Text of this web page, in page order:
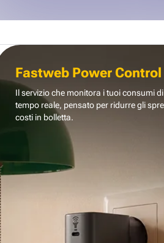
Fastweb Power Control
Il servizio che monitora i tuoi consumi
tempo reale, pensato per ridurre gli
costi in bolletta.